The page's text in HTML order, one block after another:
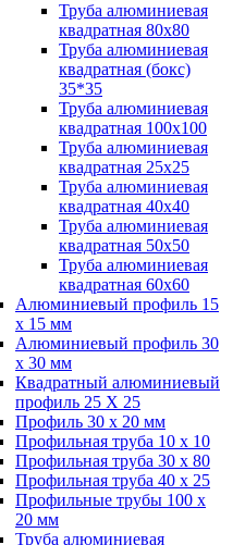
Труба алюминиевая
квадратная 80х80
Труба алюминиевая
квадратная (бокс)
35*35
Труба алюминиевая
квадратная 100х100
Труба алюминиевая
квадратная 25х25
Труба алюминиевая
квадратная 40х40
Труба алюминиевая
квадратная 50х50
Труба алюминиевая
квадратная 60х60
Алюминиевый профиль 15
х 15 мм
Алюминиевый профиль 30
х 30 мм
Квадратный алюминиевый
профиль 25 Х 25
Профиль 30 х 20 мм
Профильная труба 10 х 10
Профильная труба 30 х 80
Профильная труба 40 х 25
Профильные трубы 100 х
20 мм
Труба алюминиевая